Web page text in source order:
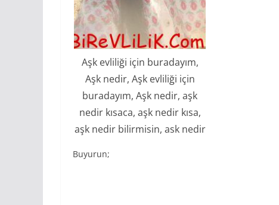
Aşk evliliği için buradayım,
Aşk nedir, Aşk evliliği için
buradayım, Aşk nedir, aşk
nedir kısaca, aşk nedir kısa,
aşk nedir bilirmisin, ask nedir
Buyurun;